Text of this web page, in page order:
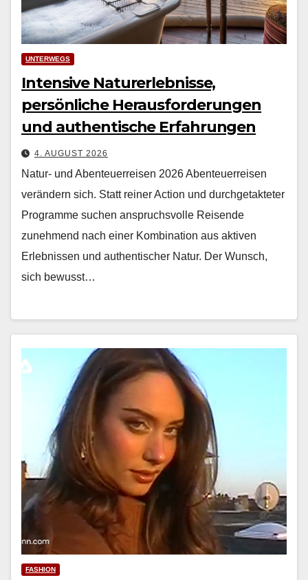
UNTERWEGS
Intensive Naturerlebnisse,
persönliche Herausforderungen
und authentische Erfahrungen
4. AUGUST 2026
Natur- und Abenteuerreisen 2026 Aben­teuer­reisen
verän­dern sich. Statt rein­er Action und durchge­tak­teter
Pro­gramme suchen anspruchsvolle Reisende
zunehmend nach ein­er Kom­bi­na­tion aus aktiv­en
Erleb­nis­sen und authen­tis­ch­er Natur. Der Wun­sch,
sich bewusst…
FASHION